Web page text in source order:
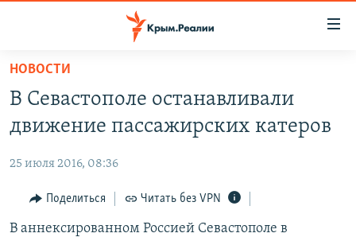
Вернуться
основному
содержанию
навигации
Вернутся
КАРТА ВОЕННЫХ ОБЪЕКТОВ КРЫМА
11 ЛЕТ ОККУПАЦИИ КРЫМА. 11 ИСТОРИЙ СОПРОТИВЛЕНИЯ
ИСТОРИЯ
ЕЩЕ
ИНТЕРАКТИВ
РАДІО СВОБОДА
НОВОСТИ
В Севастополе останавливали
движение пассажирских катеров
25 июля 2016, 08:36
Поделиться Читать без VPN
В аннексированном Россией Севастополе в